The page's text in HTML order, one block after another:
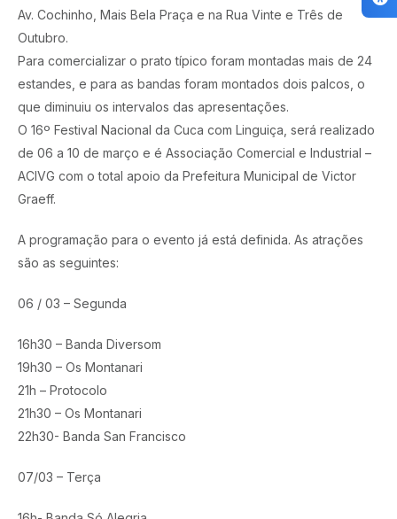
Av. Cochinho, Mais Bela Praça e na Rua Vinte e Três de
Outubro.
Para comercializar o prato típico foram montadas mais de 24
estandes, e para as bandas foram montados dois palcos, o
que diminuiu os intervalos das apresentações.
O 16º Festival Nacional da Cuca com Linguiça, será realizado
de 06 a 10 de março e é Associação Comercial e Industrial –
ACIVG com o total apoio da Prefeitura Municipal de Victor
Graeff.
A programação para o evento já está definida. As atrações
são as seguintes:
06 / 03 – Segunda
16h30 – Banda Diversom
19h30 – Os Montanari
21h – Protocolo
21h30 – Os Montanari
22h30- Banda San Francisco
07/03 – Terça